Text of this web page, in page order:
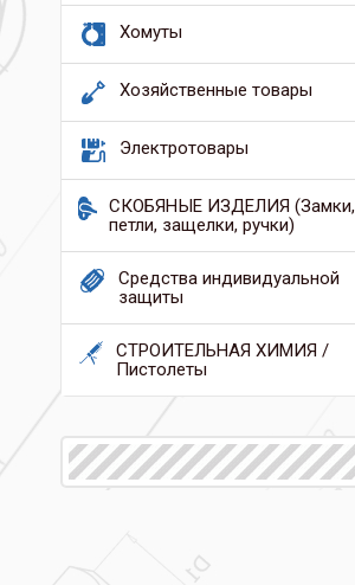
Хомуты
Хозяйственные товары
Электротовары
СКОБЯНЫЕ ИЗДЕЛИЯ (Замки,
петли, защелки, ручки)
Средства индивидуальной
защиты
СТРОИТЕЛЬНАЯ ХИМИЯ /
Пистолеты